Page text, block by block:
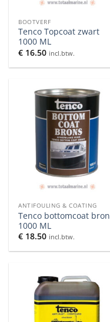
BOOTVERF
Tenco Topcoat zwart
1000 ML
€ 16.50 incl.btw.
ANTIFOULING & COATING
Tenco bottomcoat
1000 ML
€ 18.50 incl.btw.